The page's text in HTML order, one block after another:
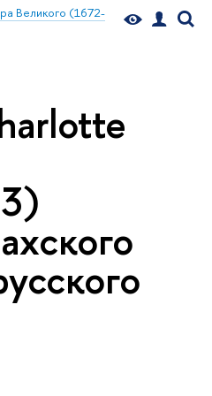
Великого (1672-